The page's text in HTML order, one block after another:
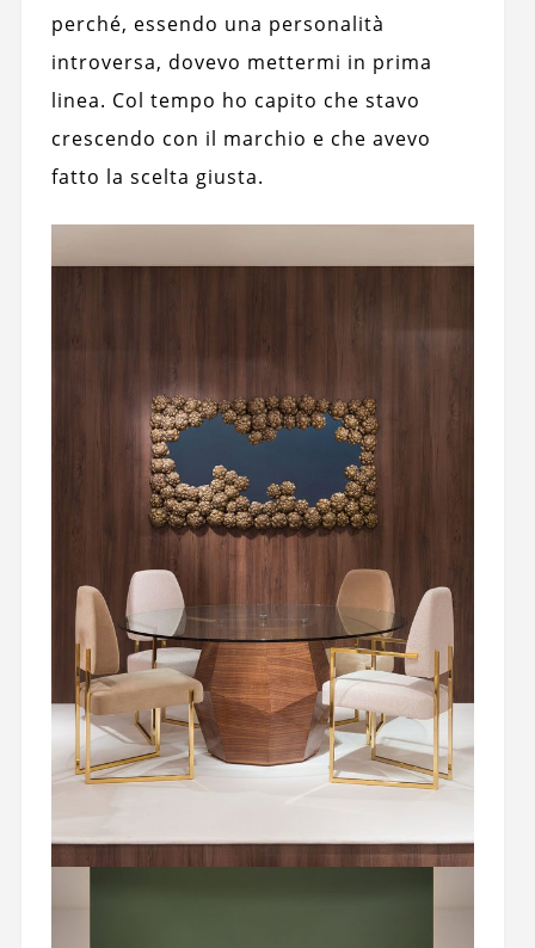
perché, essendo una personalità
introversa, dovevo mettermi in prima
linea. Col tempo ho capito che stavo
crescendo con il marchio e che avevo
fatto la scelta giusta.